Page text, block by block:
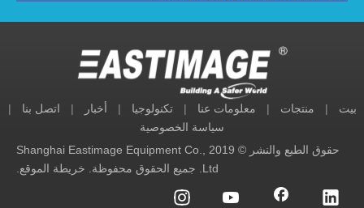
بيت | منتجات | معلومات عنا | تكنولوجيا | أخبار | اتصل بنا
|
سياسة الخصوصية
حقوق الطبع والنشر © 2019 Shanghai Eastimage Equipment Co.,
Ltd. جميع الحقوق محفوظة.
خريطة الموقع